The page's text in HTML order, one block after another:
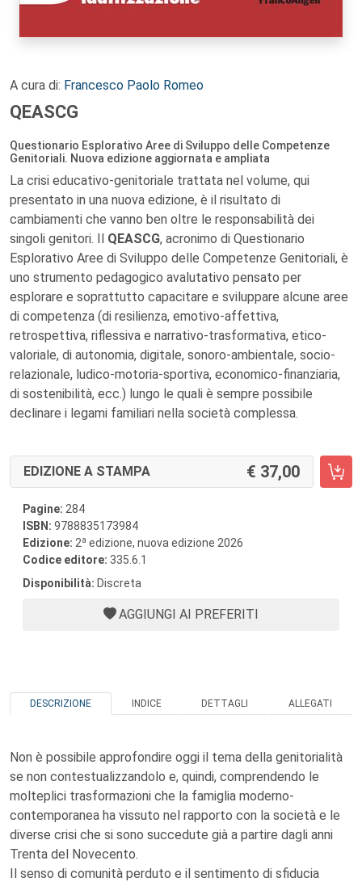
A cura di: Francesco Paolo Romeo
QEASCG
Questionario Esplorativo Aree di Sviluppo delle Competenze
Genitoriali. Nuova edizione aggiornata e ampliata
La crisi educativo-genitoriale trattata nel volume, qui
presentato in una nuova edizione, è il risultato di
cambiamenti che vanno ben oltre le responsabilità dei
singoli genitori. Il QEASCG, acronimo di Questionario
Esplorativo Aree di Sviluppo delle Competenze Genitoriali, è
uno strumento pedagogico avalutativo pensato per
esplorare e soprattutto capacitare e sviluppare alcune aree
di competenza (di resilienza, emotivo-affettiva,
retrospettiva, riflessiva e narrativo-trasformativa, etico-
valoriale, di autonomia, digitale, sonoro-ambientale, socio-
relazionale, ludico-motoria-sportiva, economico-finanziaria,
di sostenibilità, ecc.) lungo le quali è sempre possibile
declinare i legami familiari nella società complessa.
EDIZIONE A STAMPA 37,00
Pagine: 284
ISBN: 9788835173984
Edizione: 2a edizione, nuova edizione 2026
Codice editore: 335.6.1
Disponibilità: Discreta
AGGIUNGI AI PREFERITI
DESCRIZIONE INDICE DETTAGLI ALLEGATI
Non è possibile approfondire oggi il tema della genitorialità
se non contestualizzandolo e, quindi, comprendendo le
molteplici trasformazioni che la famiglia moderno-
contemporanea ha vissuto nel rapporto con la società e le
diverse crisi che si sono succedute già a partire dagli anni
Trenta del Novecento.
Il senso di comunità perduto e il sentimento di sfiducia